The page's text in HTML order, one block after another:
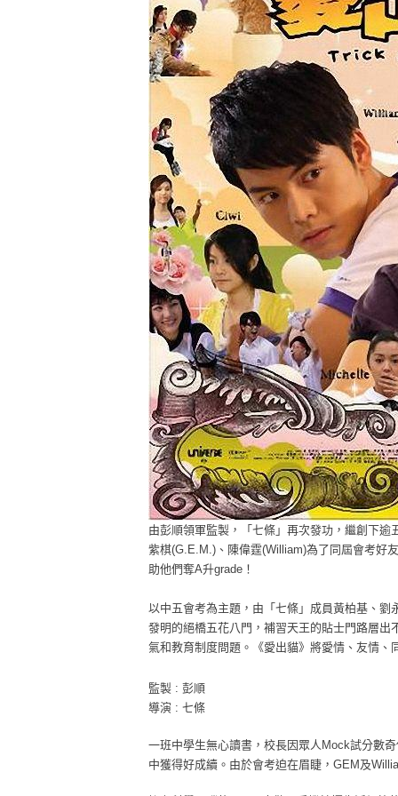
由彭順領軍監製，「七條」再次發功，繼創下
紫棋(G.E.M.)、陳偉霆(William)為了同屆會考好
助他們奪A升grade！
以中五會考為主題，由「七條」成員黃柏基、
發明的絕橋五花八門，補習天王的貼士門路層
氣和教育制度問題。《愛出貓》將愛情、友情
監製 : 彭順
導演 : 七條
一班中學生無心讀書，校長因眾人Mock試分數
中獲得好成續。由於會考迫在眉睫，GEM及